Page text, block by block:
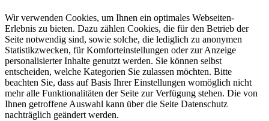
Wir verwenden Cookies, um Ihnen ein optimales Webseiten-
Erlebnis zu bieten. Dazu zählen Cookies, die für den Betrieb der
Seite notwendig sind, sowie solche, die lediglich zu anonymen
Statistikzwecken, für Komforteinstellungen oder zur Anzeige
personalisierter Inhalte genutzt werden. Sie können selbst
entscheiden, welche Kategorien Sie zulassen möchten. Bitte
beachten Sie, dass auf Basis Ihrer Einstellungen womöglich nicht
mehr alle Funktionalitäten der Seite zur Verfügung stehen. Die von
Ihnen getroffene Auswahl kann über die Seite Datenschutz
nachträglich geändert werden.